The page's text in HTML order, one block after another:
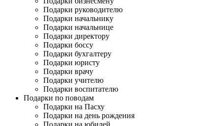
Подарки руководителю
Подарки начальнику
Подарки начальнице
Подарки директору
Подарки боссу
Подарки бухгалтеру
Подарки юристу
Подарки врачу
Подарки учителю
Подарки воспитателю
Подарки по поводам
Подарки на Пасху
Подарки на день рождения
Подарки на юбилей